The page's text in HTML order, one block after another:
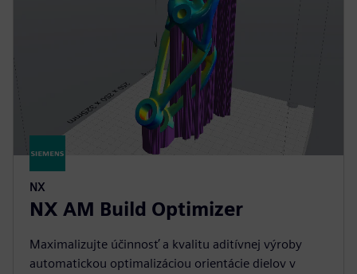
NX
NX AM Build Optimizer
Maximalizujte účinnosť a kvalitu aditívnej výroby
automatickou optimalizáciou orientácie dielov v